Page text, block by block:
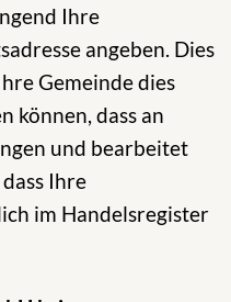
Ihre
angeben. Dies
Gemeinde dies
können, dass an
und bearbeitet
Ihre
im Handelsregister